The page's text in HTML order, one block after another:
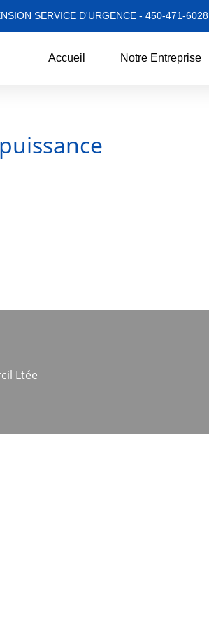
SERVICE D'URGENCE - 450-471-6028
Accueil Notre Entreprise
Ltée